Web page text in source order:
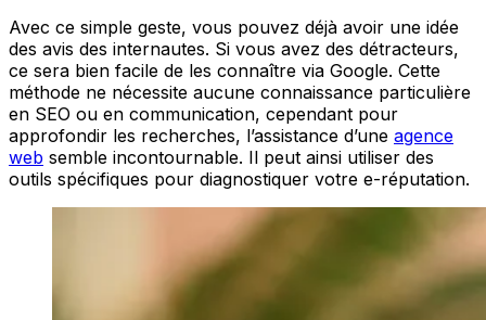
Avec ce simple geste, vous pouvez déjà avoir une idée
des avis des internautes. Si vous avez des détracteurs,
ce sera bien facile de les connaître via Google. Cette
méthode ne nécessite aucune connaissance particulière
en SEO ou en communication, cependant pour
approfondir les recherches, l’assistance d’une agence
web semble incontournable. Il peut ainsi utiliser des
outils spécifiques pour diagnostiquer votre e-réputation.